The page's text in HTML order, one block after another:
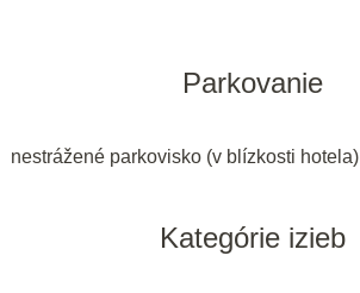
Parkovanie
nestrážené parkovisko (v blízkosti hotela)
Kategórie izieb